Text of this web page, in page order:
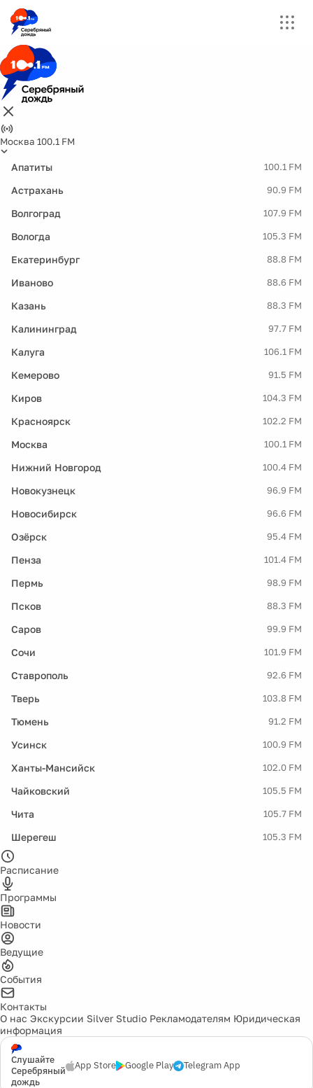
Москва 100.1 FM
Апатиты 100.1 FM
Астрахань 90.9 FM
Волгоград 107.9 FM
Вологда 105.3 FM
Екатеринбург 88.8 FM
Иваново 88.6 FM
Казань 88.3 FM
Калининград 97.7 FM
Калуга 106.1 FM
Кемерово 91.5 FM
Киров 104.3 FM
Красноярск 102.2 FM
Москва 100.1 FM
Нижний Новгород 100.4 FM
Новокузнецк 96.9 FM
Новосибирск 96.6 FM
Озёрск 95.4 FM
Пенза 101.4 FM
Пермь 98.9 FM
Псков 88.3 FM
Саров 99.9 FM
Сочи 101.9 FM
Ставрополь 92.6 FM
Тверь 103.8 FM
Тюмень 91.2 FM
Усинск 100.9 FM
Ханты-Мансийск 102.0 FM
Чайковский 105.5 FM
Чита 105.7 FM
Шерегеш 105.3 FM
Расписание
Программы
Новости
Ведущие
События
Контакты
О нас Экскурсии Silver Studio Рекламодателям Юридическая
информация
Слушайте
Серебряный
дождь
App Store Google Play Telegram App